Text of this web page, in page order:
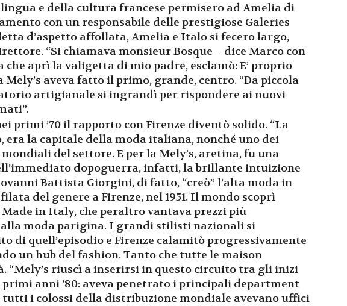
lingua e della cultura francese permisero ad Amelia di
con un responsabile delle prestigiose Galeries
d’aspetto affollata, Amelia e Italo si fecero largo,
“Si chiamava monsieur Bosque – dice Marco con
aprì la valigetta di mio padre, esclamò: E’ proprio
Mely’s aveva fatto il primo, grande, centro. “Da piccola
artigianale si ingrandì per rispondere ai nuovi
primi ’70 il rapporto con Firenze diventò solido. “La
era la capitale della moda italiana, nonché uno dei
del settore. E per la Mely’s, aretina, fu una
dopoguerra, infatti, la brillante intuizione
Battista Giorgini, di fatto, “creò” l’alta moda in
del genere a Firenze, nel 1951. Il mondo scoprì
Made in Italy, che peraltro vantava prezzi più
moda parigina. I grandi stilisti nazionali si
di quell’episodio e Firenze calamitò progressivamente
un hub del fashion. Tanto che tutte le maison
“Mely’s riuscì a inserirsi in questo circuito tra gli inizi
primi anni ’80: aveva penetrato i principali department
tutti i colossi della distribuzione mondiale avevano uffici